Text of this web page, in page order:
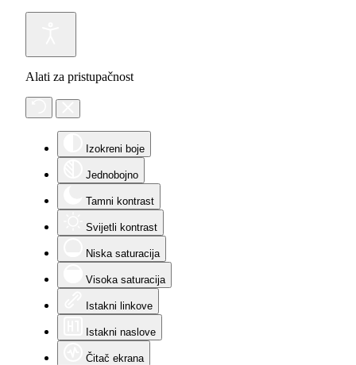
Alati za pristupačnost
Izokreni boje
Jednobojno
Tamni kontrast
Svijetli kontrast
Niska saturacija
Visoka saturacija
Istakni linkove
Istakni naslove
Čitač ekrana